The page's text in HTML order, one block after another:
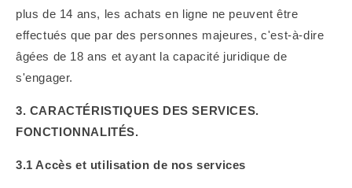
plus de 14 ans, les achats en ligne ne peuvent être
effectués que par des personnes majeures, c'est-à-dire
âgées de 18 ans et ayant la capacité juridique de
s'engager.
3. CARACTÉRISTIQUES DES SERVICES.
FONCTIONNALITÉS.
3.1 Accès et utilisation de nos services